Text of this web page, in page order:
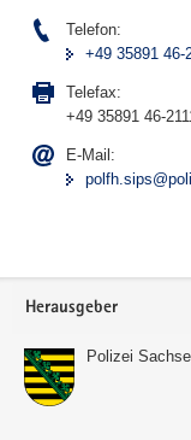
Telefon:
+49 35891 46-
Telefax:
+49 35891 46-
E-Mail:
Footer-
Herausgeber
Polizei